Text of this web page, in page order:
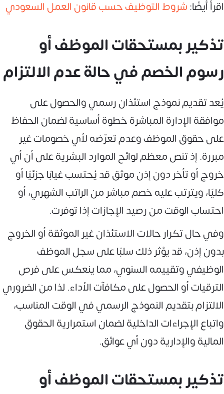
اقرأ أيضًا:شروط التوظيف حسب قانون العمل السعودي
تذكير بمستحقات الموظف أو
رسوم الخصم في حالة عدم الالتزام
يُعد تقديم نموذج استئذان رسمي والحصول على
موافقة الإدارة المباشرة خطوة أساسية لضمان الحفاظ
على حقوق الموظف وعدم تعرّضه لأي خصومات غير
مبررة. إذ تنص معظم لوائح الموارد البشرية على أن أي
خروج أو تأخر دون إذن موثق قد يُحتسب غيابًا جزئيًا أو
كليًا، ويترتب عليه خصم مباشر من الراتب الشهري، أو
احتساب الوقت من رصيد الإجازات إذا توفرت.
وفي حال تكرار حالات الاستئذان غير الموثقة أو الخروج
بدون إذن، قد يؤثر ذلك سلبًا على سجل الموظف
الوظيفي وتقييمه السنوي، مما ينعكس على فرص
الترقيات أو الحصول على مكافآت الأداء. لذا من الضروري
الالتزام بتقديم النموذج الرسمي في الوقت المناسب،
واتباع الإجراءات الداخلية لضمان استمرارية الحقوق
المالية والإدارية دون أي عوائق.
تذكير بمستحقات الموظف أو